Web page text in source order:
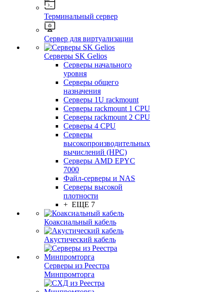
Терминальный сервер
Сервер для виртуализации
Серверы SK Gelios
Серверы начального
уровня
Серверы общего
назначения
Серверы 1U rackmount
Серверы rackmount 1 CPU
Серверы rackmount 2 CPU
Серверы 4 CPU
Серверы
высокопроизводительных
вычислений (HPC)
Серверы AMD EPYC
7000
Файл-серверы и NAS
Серверы высокой
плотности
+ ЕЩЕ 7
Коаксиальный кабель
Акустический кабель
Серверы из Реестра
Минпромторга